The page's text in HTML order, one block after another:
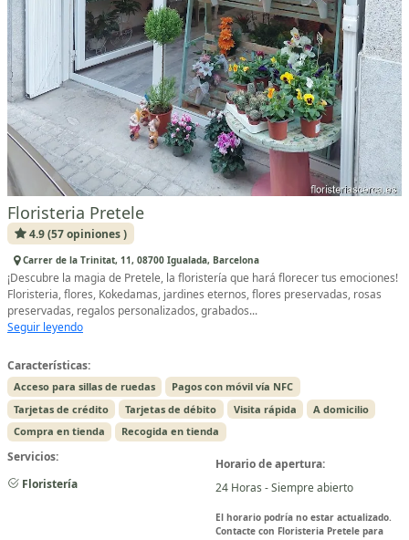
Floristeria Pretele
4.9 (57 opiniones )
Carrer de la Trinitat, 11, 08700 Igualada, Barcelona
¡Descubre la magia de Pretele, la floristería que hará florecer tus emociones!
Floristeria, flores, Kokedamas, jardines eternos, flores preservadas, rosas
preservadas, regalos personalizados, grabados...
Seguir leyendo
Características:
Acceso para sillas de ruedas
Pagos con móvil vía NFC
Tarjetas de crédito
Tarjetas de débito Visita rápida
A domicilio
Compra en tienda
Recogida en tienda
Servicios:
Floristería
Horario de apertura:
24 Horas - Siempre abierto
El horario podría no estar actualizado.
Contacte con Floristeria Pretele para